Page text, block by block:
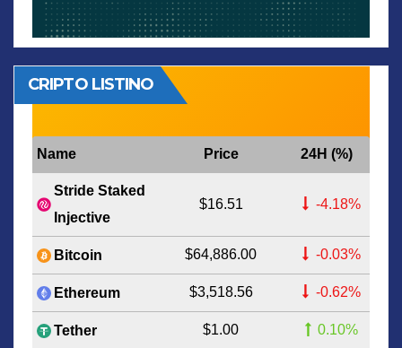
CRIPTO LISTINO
Name Price 24H (%)
Stride Staked
Injective
$16.51 -4.18%
Bitcoin $64,886.00 -0.03%
Ethereum $3,518.56 -0.62%
Tether $1.00 0.10%